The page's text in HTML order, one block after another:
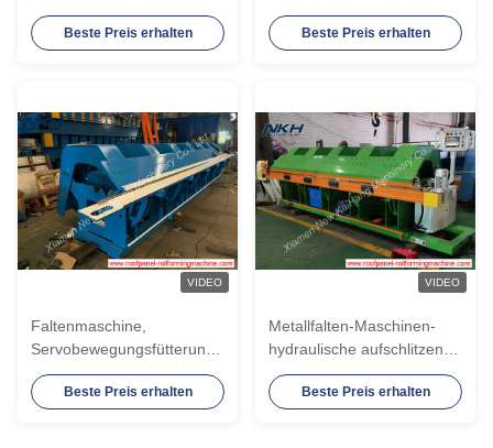
hydraulische
Schneidmappe
Beste Preis erhalten
Bremsmaschinen-8 des
Meter-lang 1.0mm der
Beste Preis erhalten
VIDEO
Faltenmaschine,
Servobewegungsfütterungsordner,
CNC-Ordner, blinkende
Selbstmaschine,
Beste Preis erhalten
VIDEO
Metallfalten-Maschinen-
hydraulische aufschlitzende
Ordner-hydraulische
verbiegende Maschine
Beste Preis erhalten